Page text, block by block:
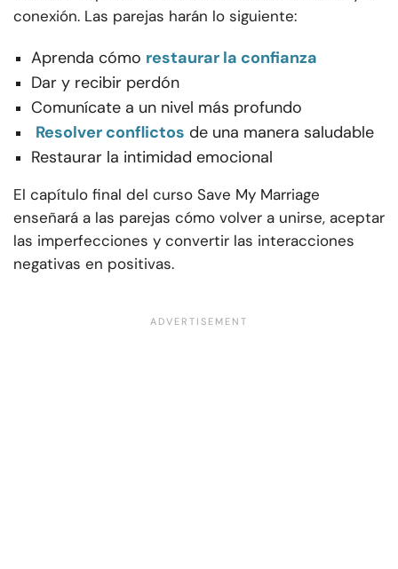
conexión. Las parejas harán lo siguiente:
Aprenda cómo restaurar la confianza
Dar y recibir perdón
Comunícate a un nivel más profundo
Resolver conflictos de una manera saludable
Restaurar la intimidad emocional
El capítulo final del curso Save My Marriage
enseñará a las parejas cómo volver a unirse, aceptar
las imperfecciones y convertir las interacciones
negativas en positivas.